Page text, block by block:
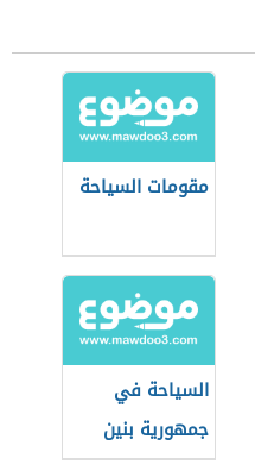
مقومات السياحة
السياحة في
جمهورية بنين